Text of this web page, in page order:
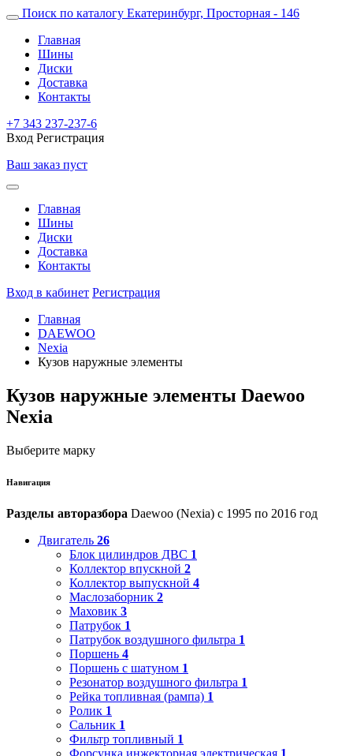
Поиск по каталогу Екатеринбург, Просторная - 146
Главная
Шины
Диски
Доставка
Контакты
+7 343 237-237-6
Вход Регистрация
Ваш заказ пуст
Главная
Шины
Диски
Доставка
Контакты
Вход в кабинет Регистрация
Главная
DAEWOO
Nexia
Кузов наружные элементы
Кузов наружные элементы Daewoo
Nexia
Выберите марку
Навигация
Разделы авторазбора Daewoo (Nexia) с 1995 по 2016 год
Двигатель 26
Блок цилиндров ДВС 1
Коллектор впускной 2
Коллектор выпускной 4
Маслозаборник 2
Маховик 3
Патрубок 1
Патрубок воздушного фильтра 1
Поршень 4
Поршень с шатуном 1
Резонатор воздушного фильтра 1
Рейка топливная (рампа) 1
Ролик 1
Сальник 1
Фильтр топливный 1
Форсунка инжекторная электрическая 1